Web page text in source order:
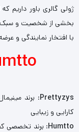
ژولی گالری باور
بخشی از شخصیت و
با افتخار نمایندگی و
Prettyzys: برند
کارایی و زیبایی
Humtto: برند تخصصی